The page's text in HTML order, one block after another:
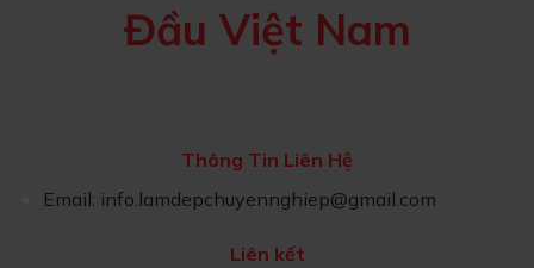
Đầu Việt Nam
Thông Tin Liên Hệ
Email: info.lamdepchuyennghiep@gmail.com
Liên kết